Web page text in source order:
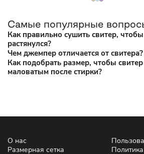
Самые популярные
Как правильно сушить свитер,
растянулся?
Чем джемпер отличается от свитера?
Как подобрать размер, чтобы
маловатым после стирки?
О нас
Размерная сетка